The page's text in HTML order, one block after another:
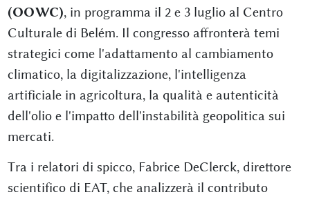
(OOWC), in programma il 2 e 3 luglio al Centro
Culturale di Belém. Il congresso affronterà temi
strategici come l'adattamento al cambiamento
climatico, la digitalizzazione, l'intelligenza
artificiale in agricoltura, la qualità e autenticità
dell'olio e l'impatto dell'instabilità geopolitica sui
mercati.
Tra i relatori di spicco, Fabrice DeClerck, direttore
scientifico di EAT, che analizzerà il contributo